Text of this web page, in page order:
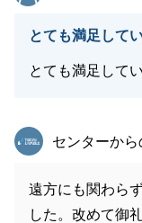
とても満足して
とても満足してい
東急リバブル
センターから
遠方にも関わら
した。改めて御